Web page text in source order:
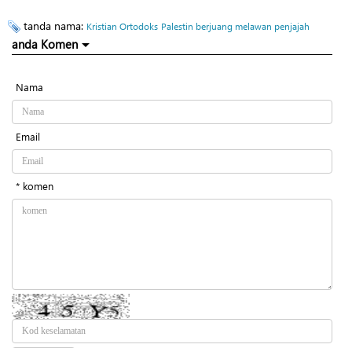
tanda nama: Kristian Ortodoks Palestin berjuang melawan penjajah
anda Komen
Nama
Email
* komen